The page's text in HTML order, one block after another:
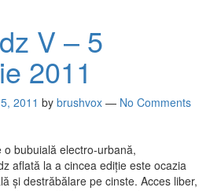
V – 5
2011
2011 by brushvox — No Comments
bubuială electro-urbană,
aflată la a cincea ediție este ocazia
și destrăbălare pe cinste. Acces liber,